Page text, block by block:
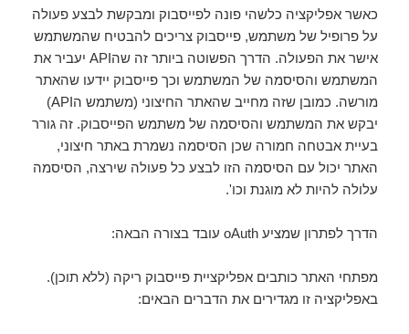
כאשר אפליקציה כלשהי פונה לפייסבוק ומבקשת לבצע פעולה
על פרופיל של משתמש, פייסבוק צריכים להבטיח שהמשתמש
אישר את הפעולה. הדרך הפשוטה ביותר זה שהAPI יעביר את
המשתמש והסיסמה של המשתמש וכך פייסבוק יידעו שהאתר
מורשה. כמובן שזה מחייב שהאתר החיצוני (משתמש הAPI)
יבקש את המשתמש והסיסמה של משתמש הפייסבוק. זה גורר
בעיית אבטחה חמורה שכן הסיסמה נשמרת באתר חיצוני,
האתר יכול עם הסיסמה הזו לבצע כל פעולה שירצה, הסיסמה
עלולה להיות לא מוגנת וכו'.
הדרך לפתרון שמציע oAuth עובד בצורה הבאה:
מפתחי האתר כותבים אפליקציית פייסבוק ריקה (ללא תוכן).
באפליקציה זו מגדירים את הדברים הבאים: